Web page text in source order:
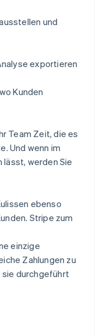
und
exportieren
Kunden
Team Zeit, die es
Und wenn im
werden Sie
ebenso
Stripe zum
einzige
Zahlungen zu
sie durchgeführt